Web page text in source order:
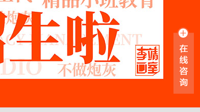
家长沟通
入学指南